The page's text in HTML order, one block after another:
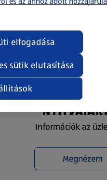
Információk az
Megnézem
sütik elutasítása
elfogadása